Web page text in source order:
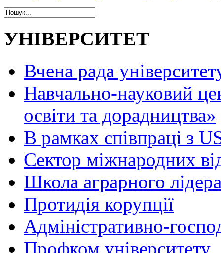
УНІВЕРСИТЕТ
Вчена рада
Навчально-науковий
освіти та дорадництва»
В рамках співпраці з
Сектор міжнародних
Школа аграрного лідера
Протидія корупції
Адміністративно-
Профком університету